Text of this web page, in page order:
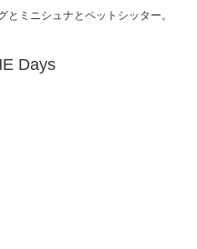
ミニシュナとペットシッター。
Days